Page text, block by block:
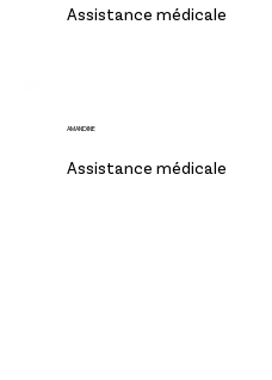
Assistance médicale
AMANDINE
Assistance médicale